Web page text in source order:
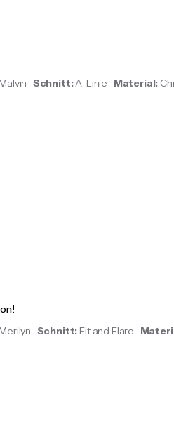
Malvin Schnitt:A-Linie Material:
Merilyn Schnitt: Fit and Flare